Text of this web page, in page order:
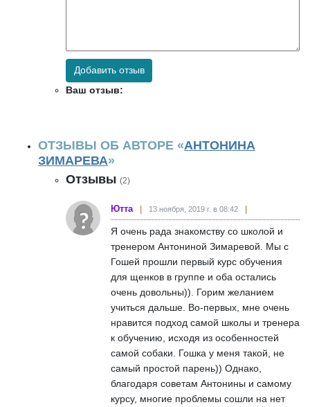
Добавить отзыв
Ваш отзыв:
ОТЗЫВЫ ОБ АВТОРЕ «АНТОНИНА
ЗИМАРЕВА»
Отзывы (2)
Ютта 13 ноября, 2019 г. в 08:42
Я очень рада знакомству со школой и
тренером Антониной Зимаревой. Мы с
Гошей прошли первый курс обучения
для щенков в группе и оба остались
очень довольны)). Горим желанием
учиться дальше. Во-первых, мне очень
нравится подход самой школы и тренера
к обучению, исходя из особенностей
самой собаки. Гошка у меня такой, не
самый простой парень)) Однако,
благодаря советам Антонины и самому
курсу, многие проблемы сошли на нет